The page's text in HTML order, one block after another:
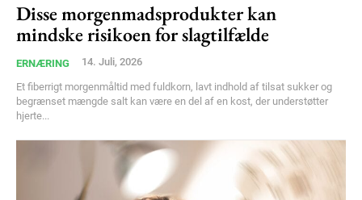
Disse morgenmadsprodukter kan
mindske risikoen for slagtilfælde
ERNÆRING 14. Juli, 2026
Et fiberrigt morgenmåltid med fuldkorn, lavt indhold af tilsat sukker og
begrænset mængde salt kan være en del af en kost, der understøtter
hjerte...